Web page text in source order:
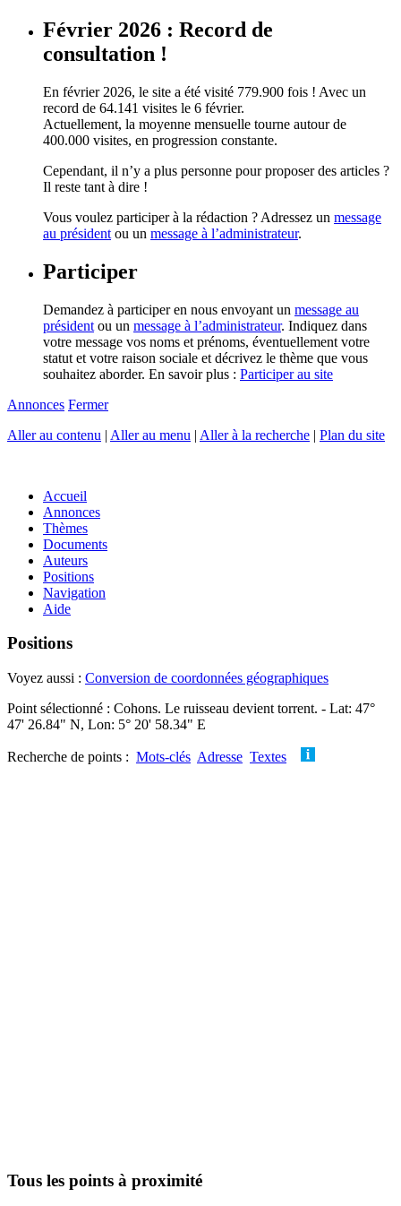
Février 2026 : Record de
consultation !
En février 2026, le site a été visité 779.900 fois ! Avec un
record de 64.141 visites le 6 février.
Actuellement, la moyenne mensuelle tourne autour de
400.000 visites, en progression constante.
Cependant, il n’y a plus personne pour proposer des articles ?
Il reste tant à dire !
Vous voulez participer à la rédaction ? Adressez un message
au président ou un message à l’administrateur.
Participer
Demandez à participer en nous envoyant un message au
président ou un message à l’administrateur. Indiquez dans
votre message vos noms et prénoms, éventuellement votre
statut et votre raison sociale et décrivez le thème que vous
souhaitez aborder. En savoir plus : Participer au site
Annonces Fermer
Aller au contenu | Aller au menu | Aller à la recherche | Plan du site
Accueil
Annonces
Thèmes
Documents
Auteurs
Positions
Navigation
Aide
Positions
Voyez aussi : Conversion de coordonnées géographiques
Point sélectionné : Cohons. Le ruisseau devient torrent. - Lat: 47°
47' 26.84" N, Lon: 5° 20' 58.34" E
Recherche de points : Mots-clés Adresse Textes
Tous les points à proximité